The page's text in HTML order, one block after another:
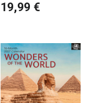
Charente Maritime
19,99 €